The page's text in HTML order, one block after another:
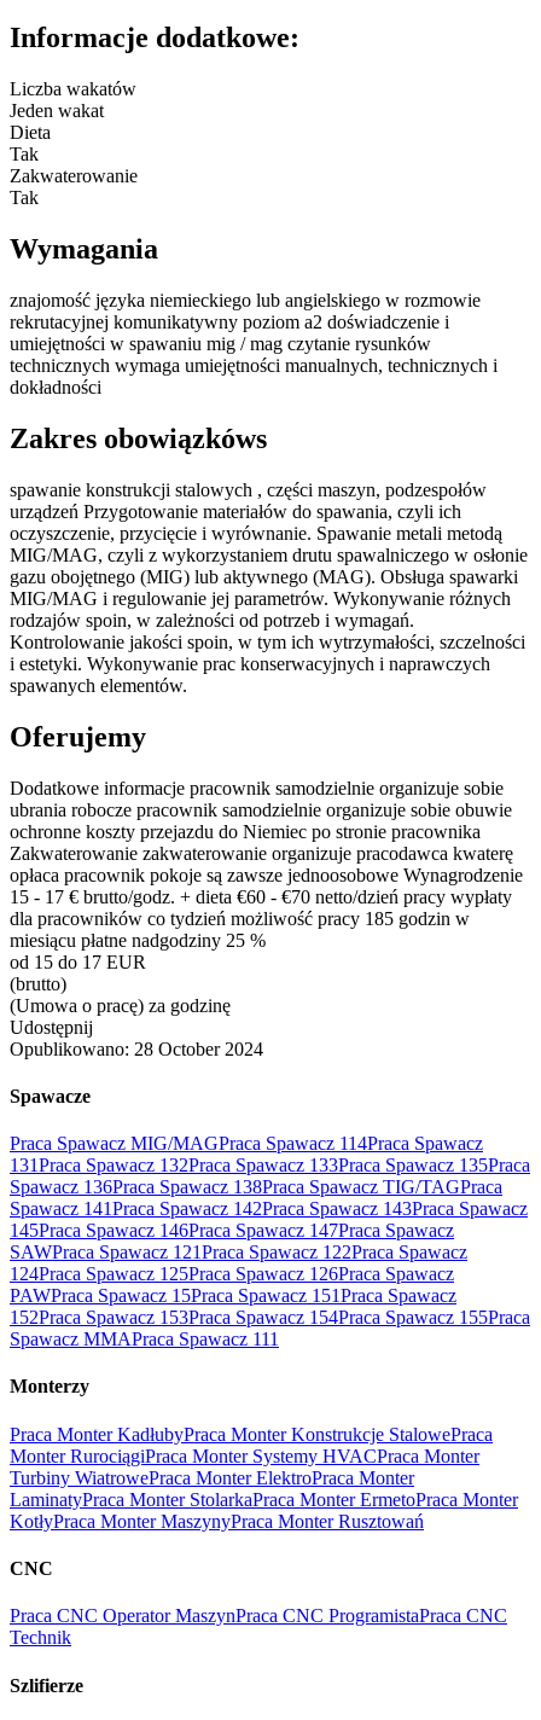
Informacje dodatkowe:
Liczba wakatów
Jeden wakat
Dieta
Tak
Zakwaterowanie
Tak
Wymagania
znajomość języka niemieckiego lub angielskiego w rozmowie
rekrutacyjnej komunikatywny poziom a2 doświadczenie i
umiejętności w spawaniu mig / mag czytanie rysunków
technicznych wymaga umiejętności manualnych, technicznych i
dokładności
Zakres obowiązkóws
spawanie konstrukcji stalowych , części maszyn, podzespołów
urządzeń Przygotowanie materiałów do spawania, czyli ich
oczyszczenie, przycięcie i wyrównanie. Spawanie metali metodą
MIG/MAG, czyli z wykorzystaniem drutu spawalniczego w osłonie
gazu obojętnego (MIG) lub aktywnego (MAG). Obsługa spawarki
MIG/MAG i regulowanie jej parametrów. Wykonywanie różnych
rodzajów spoin, w zależności od potrzeb i wymagań.
Kontrolowanie jakości spoin, w tym ich wytrzymałości, szczelności
i estetyki. Wykonywanie prac konserwacyjnych i naprawczych
spawanych elementów.
Oferujemy
Dodatkowe informacje pracownik samodzielnie organizuje sobie
ubrania robocze pracownik samodzielnie organizuje sobie obuwie
ochronne koszty przejazdu do Niemiec po stronie pracownika
Zakwaterowanie zakwaterowanie organizuje pracodawca kwaterę
opłaca pracownik pokoje są zawsze jednoosobowe Wynagrodzenie
15 - 17 € brutto/godz. + dieta €60 - €70 netto/dzień pracy wypłaty
dla pracowników co tydzień możliwość pracy 185 godzin w
miesiącu płatne nadgodziny 25 %
od 15 do 17 EUR
(brutto)
(Umowa o pracę) za godzinę
Udostępnij
Opublikowano: 28 October 2024
Spawacze
Praca Spawacz MIG/MAGPraca Spawacz 114Praca Spawacz
131Praca Spawacz 132Praca Spawacz 133Praca Spawacz 135Praca
Spawacz 136Praca Spawacz 138Praca Spawacz TIG/TAGPraca
Spawacz 141Praca Spawacz 142Praca Spawacz 143Praca Spawacz
145Praca Spawacz 146Praca Spawacz 147Praca Spawacz
SAWPraca Spawacz 121Praca Spawacz 122Praca Spawacz
124Praca Spawacz 125Praca Spawacz 126Praca Spawacz
PAWPraca Spawacz 15Praca Spawacz 151Praca Spawacz
152Praca Spawacz 153Praca Spawacz 154Praca Spawacz 155Praca
Spawacz MMAPraca Spawacz 111
Monterzy
Praca Monter KadłubyPraca Monter Konstrukcje StalowePraca
Monter RurociągiPraca Monter Systemy HVACPraca Monter
Turbiny WiatrowePraca Monter ElektroPraca Monter
LaminatyPraca Monter StolarkaPraca Monter ErmetoPraca Monter
KotłyPraca Monter MaszynyPraca Monter Rusztowań
CNC
Praca CNC Operator MaszynPraca CNC ProgramistaPraca CNC
Technik
Szlifierze